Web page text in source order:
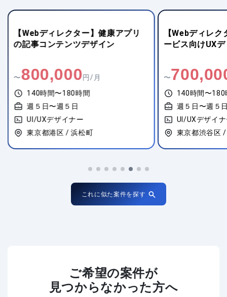
【Webディレクター】健康アプリ
の記事コンテンツデザイン
〜800,000円/月
140時間〜180時間
週５日〜週５日
UI/UXデザイナー
東京都港区 / 浜松町
【Webディレ
ービス向けUX
〜
140時間〜180
週５日〜週５
UI/UXデザイ
東京都渋谷区
これに似た案件を探す
ご希望の案件が
見つからなかった方へ